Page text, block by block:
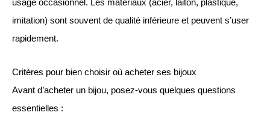
usage occasionnel. Les matériaux (acier, laiton, plastique,
imitation) sont souvent de qualité inférieure et peuvent s’user
rapidement.
Critères pour bien choisir où acheter ses bijoux
Avant d’acheter un bijou, posez-vous quelques questions
essentielles :